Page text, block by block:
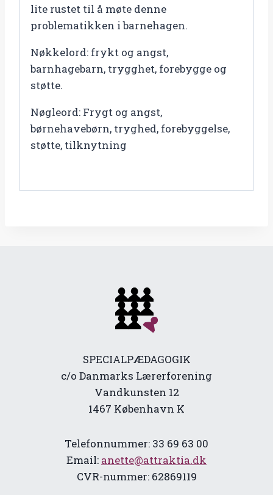
lite rustet til å møte denne
problematikken i barnehagen.
Nøkkelord: frykt og angst,
barnhagebarn, trygghet, forebygge og
støtte.
Nøgleord: Frygt og angst,
børnehavebørn, tryghed, forebyggelse,
støtte, tilknytning
SPECIALPÆDAGOGIK
c/o Danmarks Lærerforening
Vandkunsten 12
1467 København K
Telefonnummer: 33 69 63 00
Email: anette@attraktia.dk
CVR-nummer: 62869119